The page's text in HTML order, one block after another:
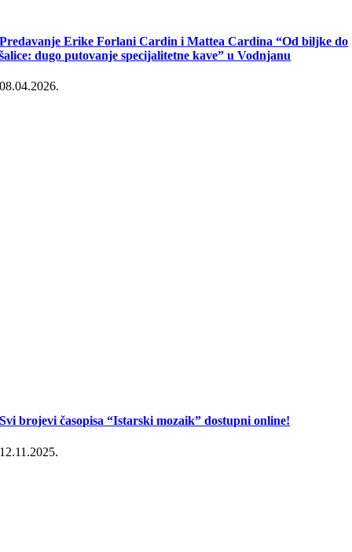
Predavanje Erike Forlani Cardin i Mattea Cardina “Od biljke do
šalice: dugo putovanje specijalitetne kave” u Vodnjanu
08.04.2026.
Svi brojevi časopisa “Istarski mozaik” dostupni online!
12.11.2025.